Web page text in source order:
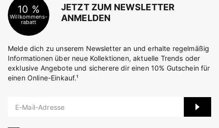
10 %
Willkommens-
rabatt
JETZT ZUM NEWSLETTER
ANMELDEN
Melde dich zu unserem Newsletter an und erhalte regelmäßig
Informationen über neue Kollektionen, aktuelle Trends oder
exklusive Angebote und sicherere dir einen 10% Gutschein für
einen Online-Einkauf.¹
E-Mail-Adresse